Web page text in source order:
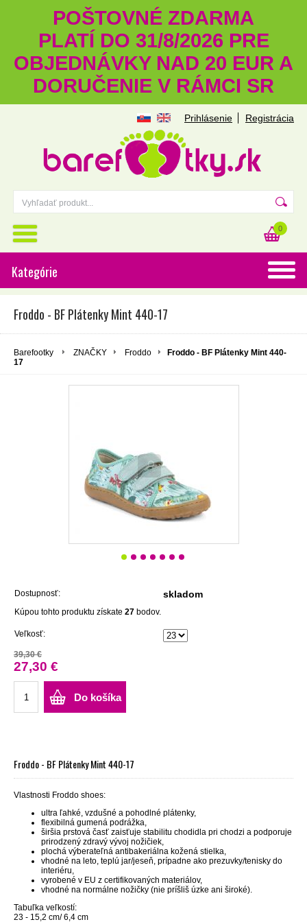
POŠTOVNÉ ZDARMA
PLATÍ DO 31/8/2026 PRE
OBJEDNÁVKY NAD 20 EUR A
DORUČENIE V RÁMCI SR
Prihlásenie Registrácia
0
Kategórie
Froddo - BF Plátenky Mint 440-17
Barefootky ZNAČKY Froddo
Froddo - BF Plátenky Mint 440-
17
Dostupnosť: skladom
Kúpou tohto produktu získate 27 bodov.
Veľkosť:
39,30 €
27,30 €
Do košíka
Froddo - BF Plátenky Mint 440-17
Vlastnosti Froddo shoes:
ultra ľahké, vzdušné a pohodlné plátenky,
flexibilná gumená podrážka,
širšia prstová časť zaisťuje stabilitu chodidla pri chodzi a podporuje
prirodzený zdravý vývoj nožičiek,
plochá výberateľná antibakeriálna kožená stielka,
vhodné na leto, teplú jar/jeseň, prípadne ako prezuvky/tenisky do
interiéru,
vyrobené v EU z certifikovaných materiálov,
vhodné na normálne nožičky (nie príšliš úzke ani široké).
Tabuľka veľkostí:
23 - 15,2 cm/ 6,4 cm